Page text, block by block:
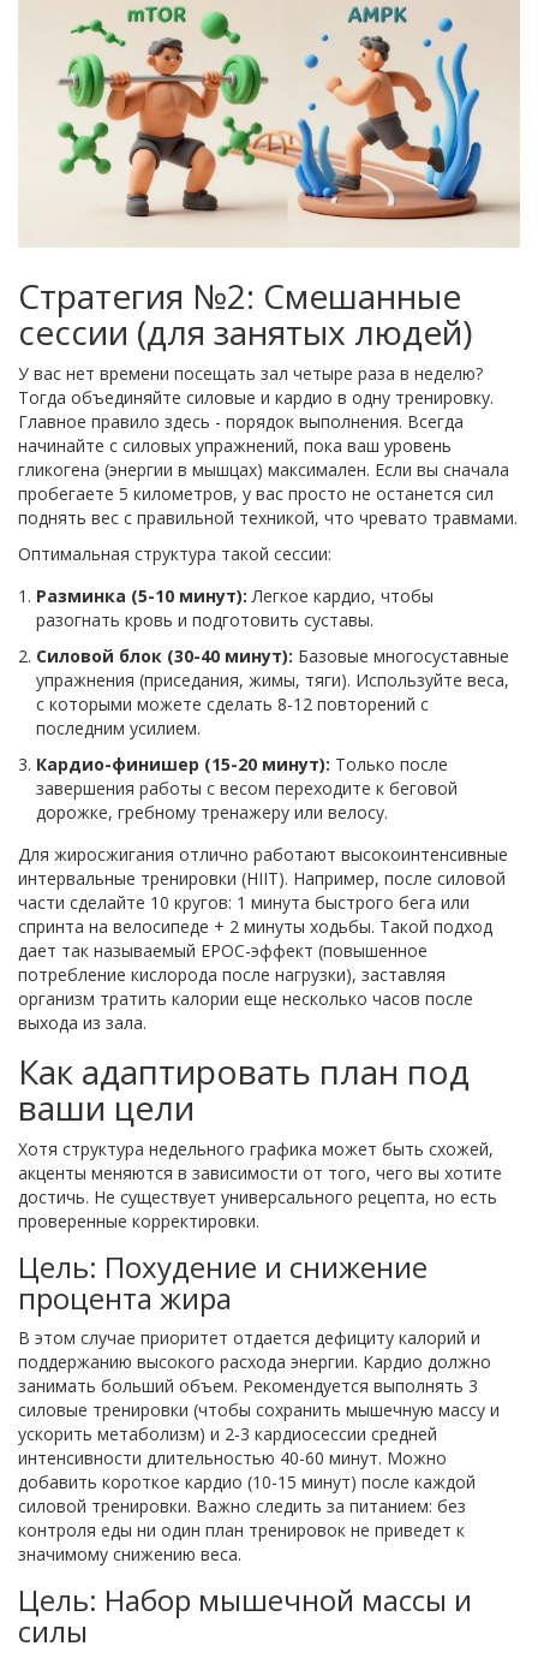
Стратегия №2: Смешанные
сессии (для занятых людей)
У вас нет времени посещать зал четыре раза в неделю?
Тогда объединяйте силовые и кардио в одну тренировку.
Главное правило здесь - порядок выполнения. Всегда
начинайте с силовых упражнений, пока ваш уровень
гликогена (энергии в мышцах) максимален. Если вы сначала
пробегаете 5 километров, у вас просто не останется сил
поднять вес с правильной техникой, что чревато травмами.
Оптимальная структура такой сессии:
Разминка (5-10 минут): Легкое кардио, чтобы
разогнать кровь и подготовить суставы.
Силовой блок (30-40 минут): Базовые многосуставные
упражнения (приседания, жимы, тяги). Используйте веса,
с которыми можете сделать 8-12 повторений с
последним усилием.
Кардио-финишер (15-20 минут): Только после
завершения работы с весом переходите к беговой
дорожке, гребному тренажеру или велосу.
Для жиросжигания отлично работают высокоинтенсивные
интервальные тренировки (HIIT). Например, после силовой
части сделайте 10 кругов: 1 минута быстрого бега или
спринта на велосипеде + 2 минуты ходьбы. Такой подход
дает так называемый EPOC-эффект (повышенное
потребление кислорода после нагрузки), заставляя
организм тратить калории еще несколько часов после
выхода из зала.
Как адаптировать план под
ваши цели
Хотя структура недельного графика может быть схожей,
акценты меняются в зависимости от того, чего вы хотите
достичь. Не существует универсального рецепта, но есть
проверенные корректировки.
Цель: Похудение и снижение
процента жира
В этом случае приоритет отдается дефициту калорий и
поддержанию высокого расхода энергии. Кардио должно
занимать больший объем. Рекомендуется выполнять 3
силовые тренировки (чтобы сохранить мышечную массу и
ускорить метаболизм) и 2-3 кардиосессии средней
интенсивности длительностью 40-60 минут. Можно
добавить короткое кардио (10-15 минут) после каждой
силовой тренировки. Важно следить за питанием: без
контроля еды ни один план тренировок не приведет к
значимому снижению веса.
Цель: Набор мышечной массы и
силы